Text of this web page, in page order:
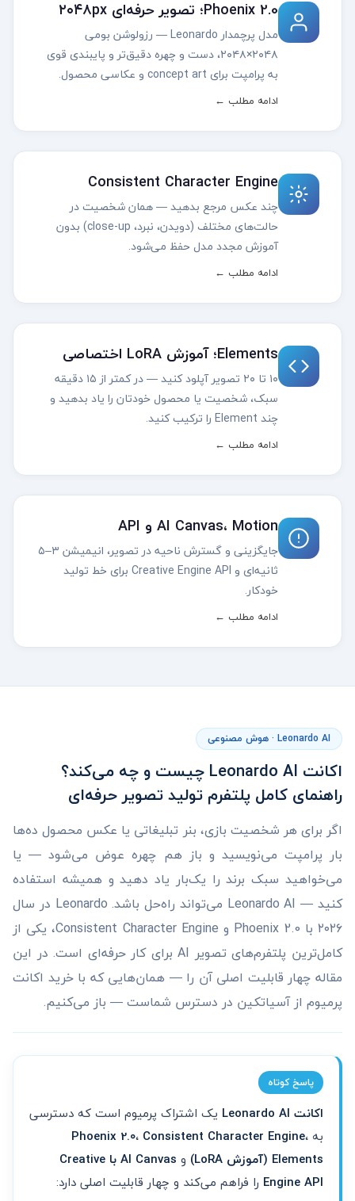
Phoenix 2.0؛ تصویر حرفه‌ای ۲۰۴۸px
مدل پرچمدار Leonardo — رزولوشن بومی
۲۰۴۸×۲۰۴۸، دست و چهره دقیق‌تر و پایبندی قوی
به پرامپت برای concept art و عکاسی محصول.
ادامه مطلب ←
Consistent Character Engine
چند عکس مرجع بدهید — همان شخصیت در
حالت‌های مختلف (دویدن، نبرد، close-up) بدون
آموزش مجدد مدل حفظ می‌شود.
ادامه مطلب ←
Elements؛ آموزش LoRA اختصاصی
۱۰ تا ۲۰ تصویر آپلود کنید — در کمتر از ۱۵ دقیقه
سبک، شخصیت یا محصول خودتان را یاد بدهید و
چند Element را ترکیب کنید.
ادامه مطلب ←
AI Canvas، Motion و API
جایگزینی و گسترش ناحیه در تصویر، انیمیشن ۳–۵
ثانیه‌ای و Creative Engine API برای خط تولید
خودکار.
ادامه مطلب ←
Leonardo AI · هوش مصنوعی
اکانت Leonardo AI چیست و چه می‌کند؟
راهنمای کامل پلتفرم تولید تصویر حرفه‌ای
اگر برای هر شخصیت بازی، بنر تبلیغاتی یا عکس محصول ده‌ها
بار پرامپت می‌نویسید و باز هم چهره عوض می‌شود — یا
می‌خواهید سبک برند را یک‌بار یاد دهید و همیشه استفاده
کنید — Leonardo AI می‌تواند راه‌حل باشد. Leonardo در سال
۲۰۲۶ با Phoenix 2.0 و Consistent Character Engine، یکی از
کامل‌ترین پلتفرم‌های تصویر AI برای کار حرفه‌ای است. در این
مقاله چهار قابلیت اصلی آن را — همان‌هایی که با خرید اکانت
پرمیوم از آسیاتکین در دسترس شماست — باز می‌کنیم.
پاسخ کوتاه
اکانت Leonardo AI
یک اشتراک پرمیوم است که دسترسی
به
Phoenix 2.0، Consistent Character Engine،
Elements (آموزش LoRA)
و
AI Canvas با Creative
Engine API را فراهم می‌کند و چهار قابلیت اصلی دارد: